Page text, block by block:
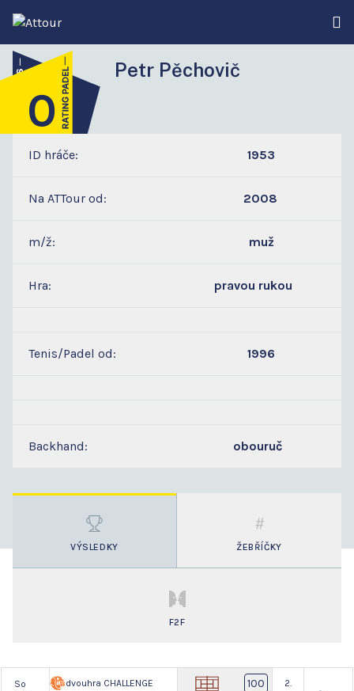
Petr Pěchovič
5
0
ID hráče: 1953
Na ATTour od: 2008
m/ž: muž
Hra: pravou rukou
Tenis/Padel od: 1996
Backhand: obouruč
VÝSLEDKY ŽEBŘÍČKY
F2F
So
dvouhra CHALLENGE 100 2.